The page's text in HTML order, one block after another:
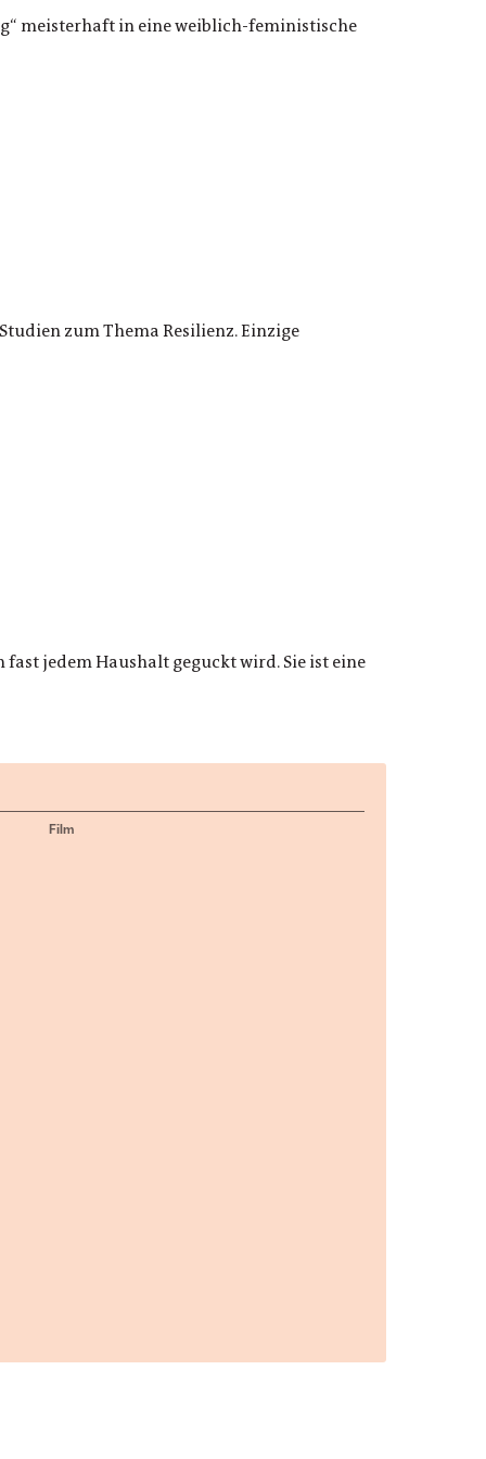
meisterhaft in eine weiblich-feministische
zum Thema Resilienz. Einzige
jedem Haushalt geguckt wird. Sie ist eine
Film